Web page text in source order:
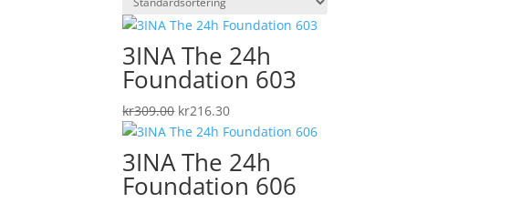
3INA The 24h
Foundation 603
kr309.00 Det
ursprungliga
priset
var:
kr309.00.
kr216.30Det
nuvarande
priset
är:
kr216.30.
3INA The 24h
Foundation 606